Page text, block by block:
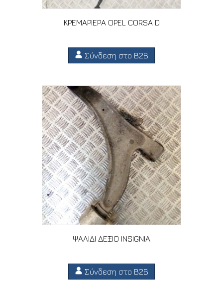
ΚΡΕΜΑΡΙΕΡΑ OPEL CORSA D
Σύνδεση στο B2B
ΨΑΛΙΔΙ ΔΕΞΙΟ INSIGNIA
Σύνδεση στο B2B